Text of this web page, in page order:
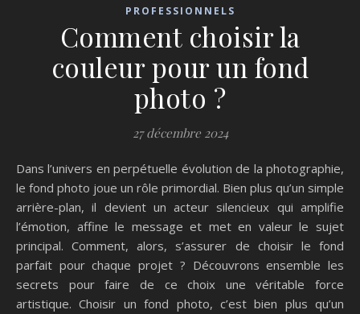
PROFESSIONNELS
Comment choisir la
couleur pour un fond
photo ?
27 décembre 2024
Dans l’univers en perpétuelle évolution de la photographie,
le fond photo joue un rôle primordial. Bien plus qu’un simple
arrière-plan, il devient un acteur silencieux qui amplifie
l’émotion, affine le message et met en valeur le sujet
principal. Comment, alors, s’assurer de choisir le fond
parfait pour chaque projet ? Découvrons ensemble les
secrets pour faire de ce choix une véritable force
artistique. Choisir un fond photo, c’est bien plus qu’un